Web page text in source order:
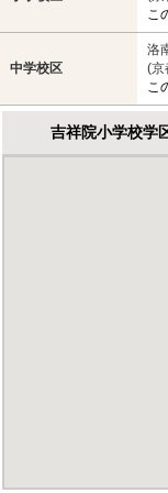
こ
中学校区
洛
(京
こ
吉祥院小学校学